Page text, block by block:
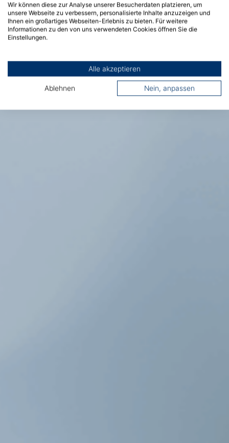
Wir können diese zur Analyse unserer Besucherdaten platzieren, um
unsere Webseite zu verbessern, personalisierte Inhalte anzuzeigen und
Ihnen ein großartiges Webseiten-Erlebnis zu bieten. Für weitere
Informationen zu den von uns verwendeten Cookies öffnen Sie die
Einstellungen.
Alle akzeptieren
Ablehnen Nein, anpassen